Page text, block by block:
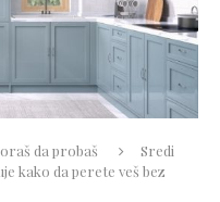
da probaš
Sredi
kako da perete veš bez